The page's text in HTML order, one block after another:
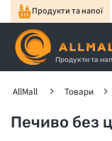
Продукти та напої
Продукти та
AllMall Товари
Печиво без